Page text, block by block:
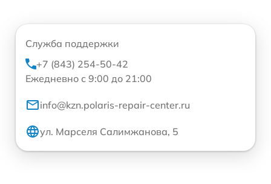
Служба поддержки
+7 (843) 254-50-42
Ежедневно с 9:00 до 21:00
info@kzn.polaris-repair-center.ru
ул. Марселя Салимжанова, 5